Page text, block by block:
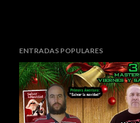
ENTRADAS POPULARES